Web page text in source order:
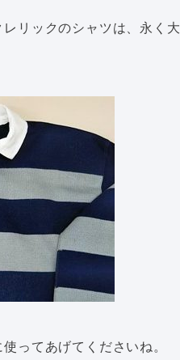
リックのシャツは、永く
ってあげてくださいね。